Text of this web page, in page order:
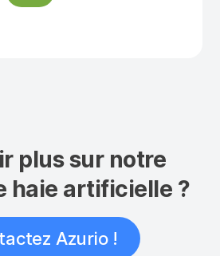
plus sur notre
haie artificielle ?
Azurio !